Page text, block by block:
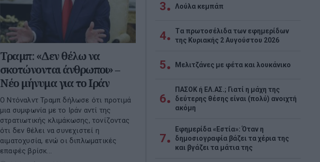
Τραμπ: «Δεν θέλω να
σκοτώνονται άνθρωποι» –
Νέο μήνυμα για το Ιράν
Ο Ντόναλντ Τραμπ δήλωσε ότι προτιμά
μια συμφωνία με το Ιράν αντί της
στρατιωτικής κλιμάκωσης, τονίζοντας
ότι δεν θέλει να συνεχιστεί η
αιματοχυσία, ενώ οι διπλωματικές
επαφές βρίσκ...
3 Λούλα κεμπάπ
4
Tα πρωτοσέλιδα των εφημερίδων
της Κυριακής 2 Αυγούστου 2026
5 Μελιτζάνες με φέτα και λουκάνικο
6
ΠΑΣΟΚ ή ΕΛ.ΑΣ.; Γιατί η μάχη της
δεύτερης θέσης είναι (πολύ) ανοιχτή
ακόμη
7
Εφημερίδα «Εστία»: Όταν η
δημοσιογραφία βάζει τα χέρια της
και βγάζει τα μάτια της